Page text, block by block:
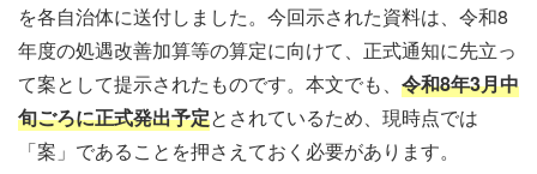
を各自治体に送付しました。今回示された資料は、令和8
年度の処遇改善加算等の算定に向けて、正式通知に先立っ
て案として提示されたものです。本文でも、 令和8年3月中
旬ごろに正式発出予定とされているため、現時点では
「案」であることを押さえておく必要があります。